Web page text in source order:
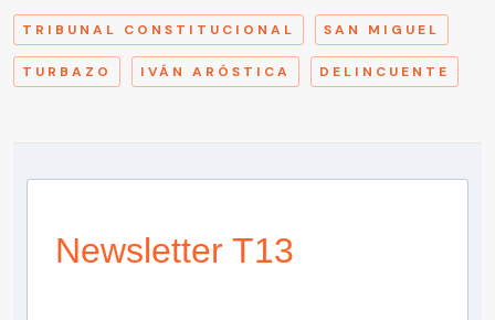
TRIBUNAL CONSTITUCIONAL SAN MIGUEL
TURBAZO IVÁN ARÓSTICA DELINCUENTE
Newsletter T13